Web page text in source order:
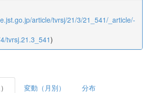
article/tvrsj/21/3/21_541/_article/-
tvrsj.21.3_541)
変動（月別） 分布